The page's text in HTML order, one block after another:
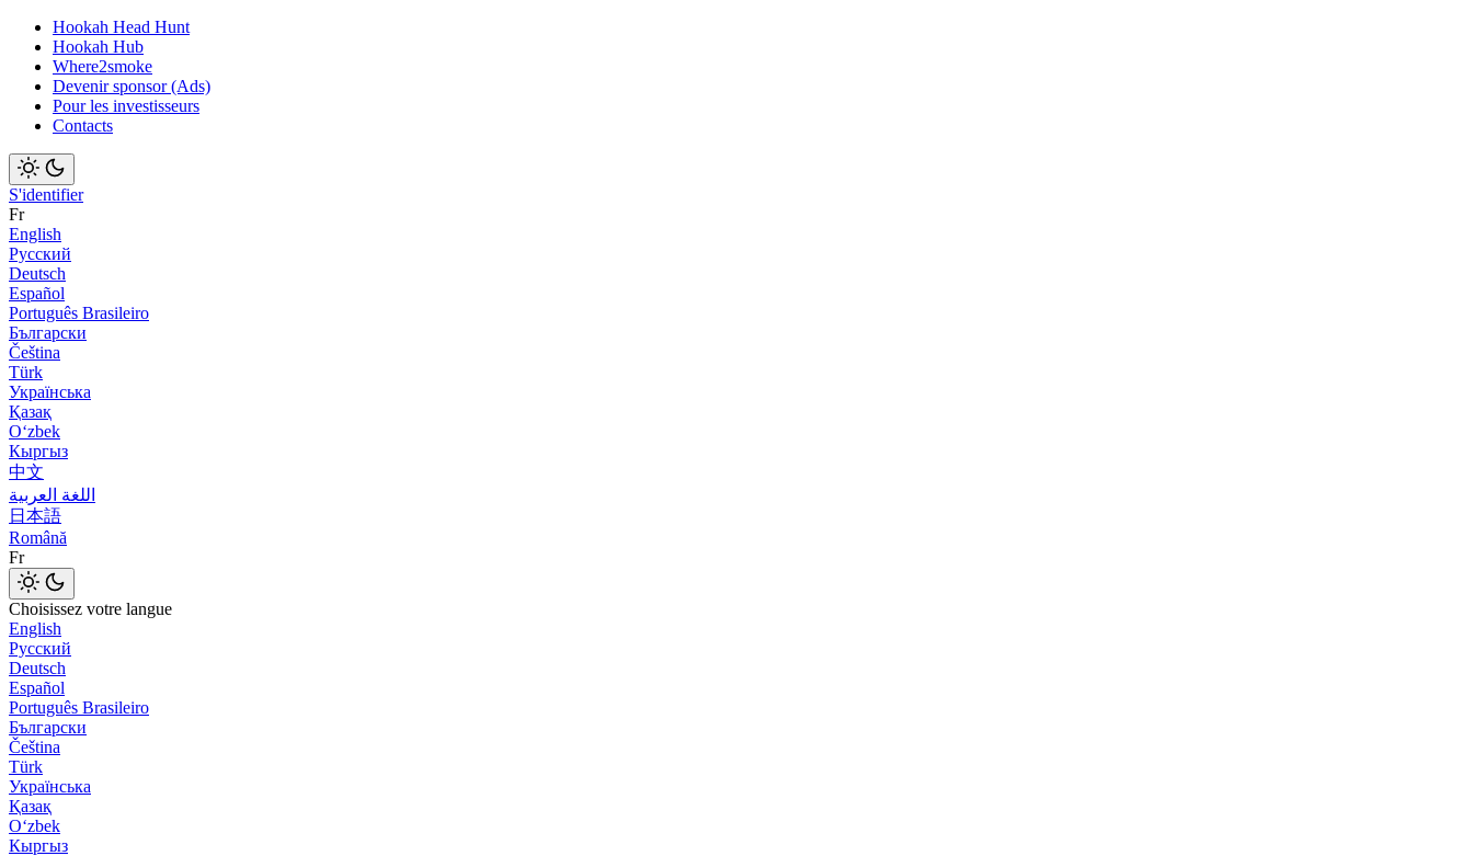
Hookah Head Hunt
Hookah Hub
Where2smoke
Devenir sponsor (Ads)
Pour les investisseurs
Contacts
S'identifier
Fr
English
Русский
Deutsch
Español
Português Brasileiro
Български
Čeština
Türk
Українська
Қазақ
Оʻzbek
Кыргыз
中文
اللغة العربية
日本語
Română
Fr
Choisissez votre langue
English
Русский
Deutsch
Español
Português Brasileiro
Български
Čeština
Türk
Українська
Қазақ
Оʻzbek
Кыргыз